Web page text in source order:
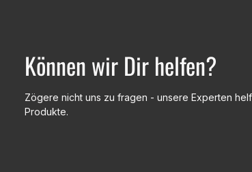
Können wir Dir helfen?
Zögere nicht uns zu fragen - unsere Experten
Produkte.